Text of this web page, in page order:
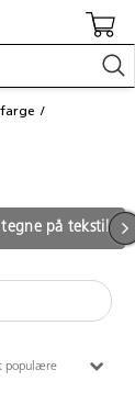
på tekstil
populære